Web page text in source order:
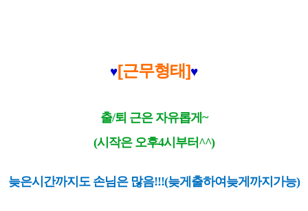
♥[근무형태]♥
출/퇴 근은 자유롭게~
(시작은 오후4시부터^^)
늦은시간까지도 손님은 많음!!!(늦게출하여늦게까지가능)